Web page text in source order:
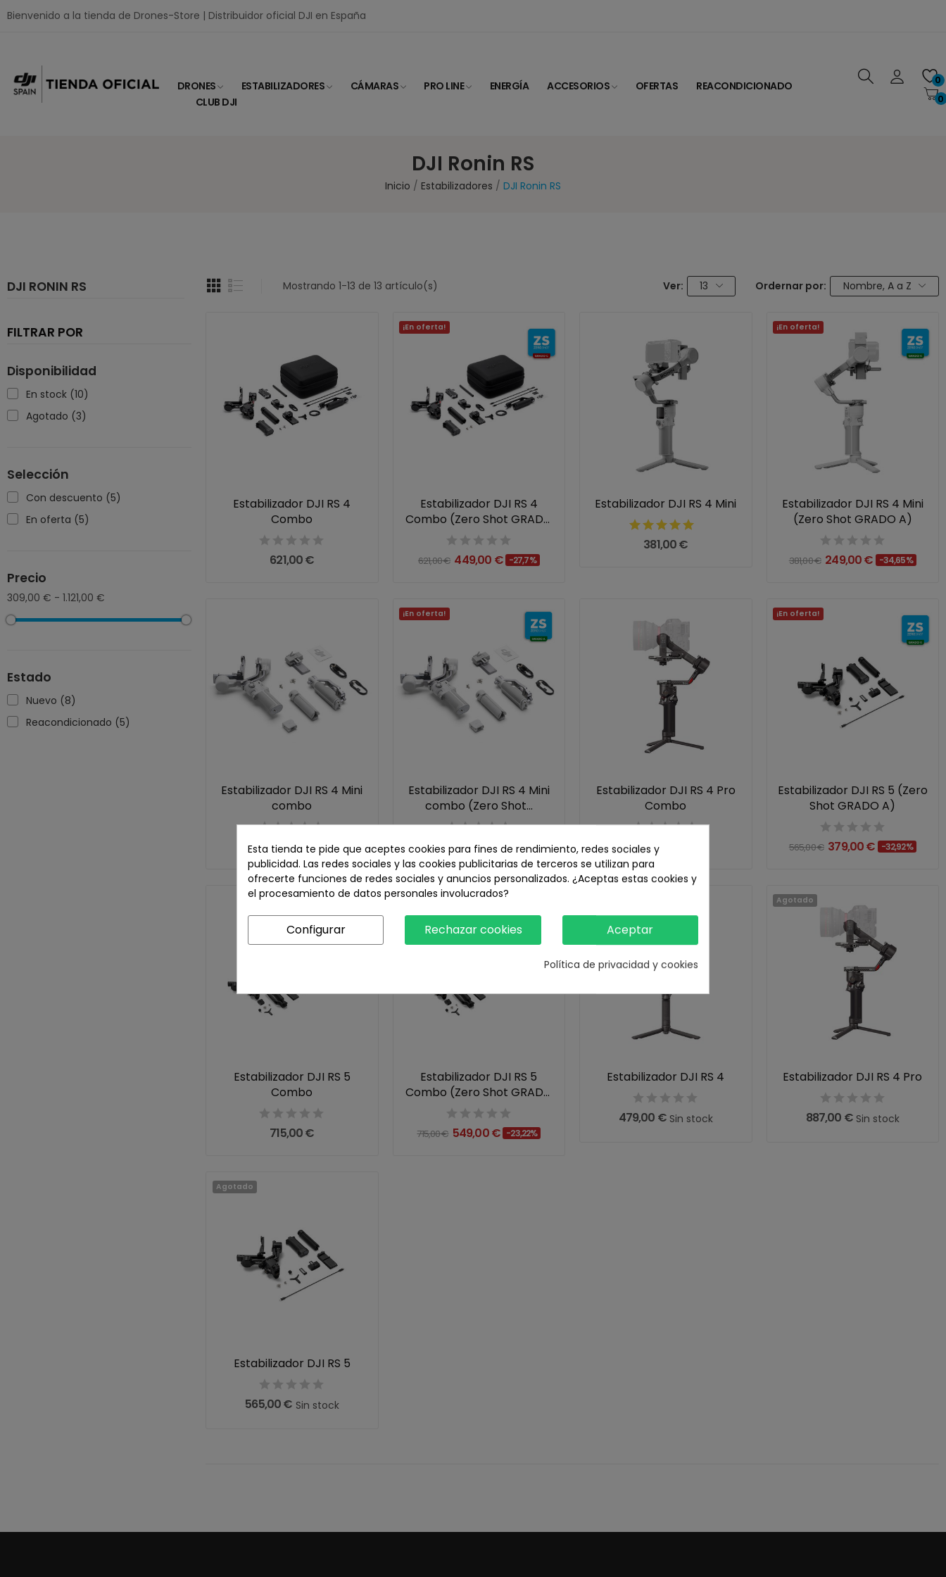
Bienvenido a la tienda de Drones-Store | Distribuidor oficial DJI en España
DRONES ESTABILIZADORES CÁMARAS PRO LINE ENERGÍA ACCESORIOS OFERTAS
REACONDICIONADO
CLUB DJI
0
0
DJI Ronin RS
Inicio Estabilizadores DJI Ronin RS
DJI RONIN RS
FILTRAR POR
Disponibilidad
En stock (10)
Agotado (3)
Selección
Con descuento (5)
En oferta (5)
Precio
309,00 € - 1.121,00 €
Estado
Nuevo (8)
Reacondicionado (5)
Mostrando 1-13 de 13 artículo(s) Ver: 13 Ordernar por: Nombre, A a Z
Estabilizador DJI RS 4
Combo
621,00 €
¡En oferta!
Estabilizador DJI RS 4
Combo (Zero Shot GRADO
C)
621,00 € 449,00 € -27,7%
Estabilizador DJI RS 4 Mini
381,00 €
¡En oferta!
Estabilizador DJI RS 4 Mini
(Zero Shot GRADO A)
381,00 € 249,00 € -34,65%
Estabilizador DJI RS 4 Mini
combo
469,00 €
¡En oferta!
Estabilizador DJI RS 4 Mini
combo (Zero Shot...
469,00 € 309,00 € -34,12%
Estabilizador DJI RS 4 Pro
Combo
1.121,00 €
¡En oferta!
Estabilizador DJI RS 5 (Zero
Shot GRADO A)
565,00 € 379,00 € -32,92%
Estabilizador DJI RS 5
Combo
715,00 €
¡En oferta!
Estabilizador DJI RS 5
Combo (Zero Shot GRADO
A)
715,00 € 549,00 € -23,22%
Estabilizador DJI RS 4
479,00 €Sin stock
Agotado
Estabilizador DJI RS 4 Pro
887,00 €Sin stock
Agotado
Estabilizador DJI RS 5
565,00 € Sin stock
Esta tienda te pide que aceptes cookies para fines de rendimiento, redes sociales y
publicidad. Las redes sociales y las cookies publicitarias de terceros se utilizan para
ofrecerte funciones de redes sociales y anuncios personalizados. ¿Aceptas estas cookies y
el procesamiento de datos personales involucrados?
Aceptar
Rechazar cookies
Configurar
Política de privacidad y cookies